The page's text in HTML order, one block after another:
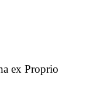
ex Proprio